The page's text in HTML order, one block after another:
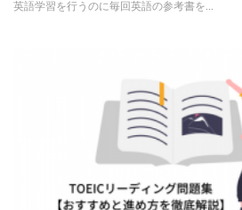
英語学習を行うのに毎回英語の参考書を...